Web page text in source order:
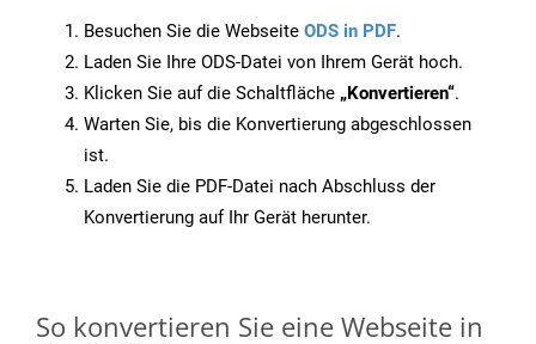
Besuchen Sie die Webseite ODS in PDF.
Laden Sie Ihre ODS-Datei von Ihrem Gerät hoch.
Klicken Sie auf die Schaltfläche „Konvertieren“.
Warten Sie, bis die Konvertierung abgeschlossen
ist.
Laden Sie die PDF-Datei nach Abschluss der
Konvertierung auf Ihr Gerät herunter.
So konvertieren Sie eine Webseite in